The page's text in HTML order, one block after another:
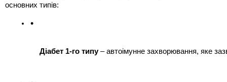
основних типів:
Діабет 1-го типу – автоімунне захворювання, яке